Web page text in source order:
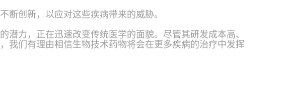
断创新，以应对这些疾病带来的威胁。
力，正在迅速改变传统医学的面貌。尽管其研发成本高、
我们有理由相信生物技术药物将会在更多疾病的治疗中发挥